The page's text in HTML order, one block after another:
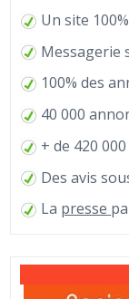
Un site
Messagerie
100% des
40 000
+ de 420
Des avis
La presse